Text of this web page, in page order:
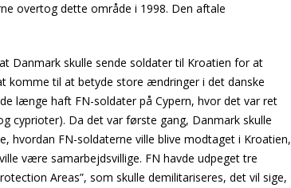
overtog dette område i 1998. Den aftale
Danmark skulle sende soldater til Kroatien for at
komme til at betyde store ændringer i det danske
længe haft FN-soldater på Cypern, hvor det var ret
cyprioter). Da det var første gang, Danmark skulle
hvordan FN-soldaterne ville blive modtaget i Kroatien,
være samarbejdsvillige. FN havde udpeget tre
Areas”, som skulle demilitariseres, det vil sige,